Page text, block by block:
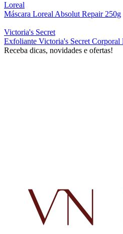
Loreal
Máscara Loreal Absolut Repair 250g
Victoria's Secret
Exfoliante Victoria's Secret
Receba dicas, novidades e ofertas!